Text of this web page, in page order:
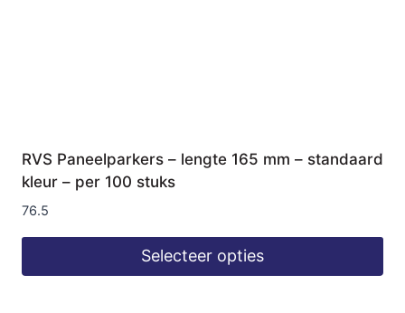
RVS Paneelparkers – lengte 165 mm – standaard
kleur – per 100 stuks
76.5
Selecteer opties